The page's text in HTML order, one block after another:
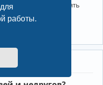
работы.
в этом случае принять